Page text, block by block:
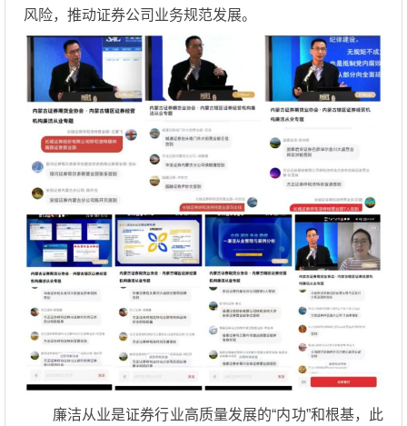
风险，推动证券公司业务规范发展。
廉洁从业是证券行业高质量发展的“内功”和根基，此